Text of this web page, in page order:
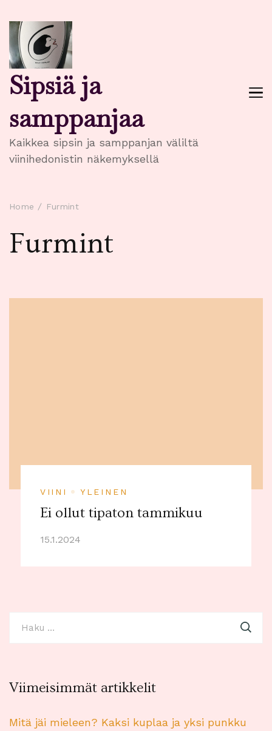
Sipsiä ja
samppanjaa
Kaikkea sipsin ja samppanjan väliltä
viinihedonistin näkemyksellä
Home Furmint
Furmint
VIINI YLEINEN
Ei ollut tipaton tammikuu
15.1.2024
Viimeisimmät artikkelit
Mitä jäi mieleen? Kaksi kuplaa ja yksi punkku